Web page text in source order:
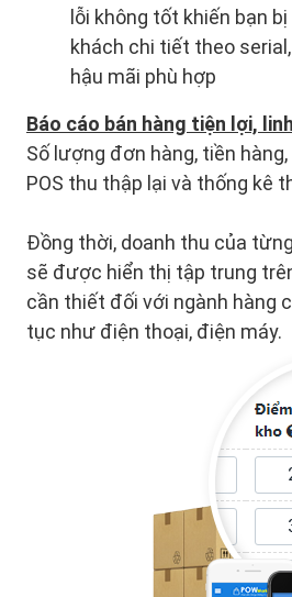
lỗi không tốt khiến bạn
khách chi tiết theo
hậu mãi phù hợp
Báo cáo bán hàng tiện lợi,
Số lượng đơn hàng, tiền
POS thu thập lại và thống kê
Đồng thời, doanh thu của
sẽ được hiển thị tập trung
cần thiết đối với ngành hàng
tục như điện thoại, điện máy.